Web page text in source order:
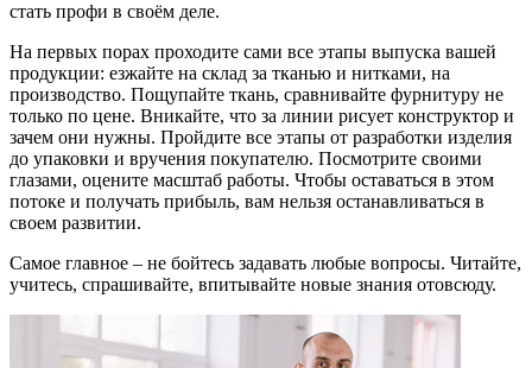
стать профи в своём деле.
На первых порах проходите сами все этапы выпуска вашей
продукции: езжайте на склад за тканью и нитками, на
производство. Пощупайте ткань, сравнивайте фурнитуру не
только по цене. Вникайте, что за линии рисует конструктор и
зачем они нужны. Пройдите все этапы от разработки изделия
до упаковки и вручения покупателю. Посмотрите своими
глазами, оцените масштаб работы. Чтобы оставаться в этом
потоке и получать прибыль, вам нельзя останавливаться в
своем развитии.
Самое главное – не бойтесь задавать любые вопросы. Читайте,
учитесь, спрашивайте, впитывайте новые знания отовсюду.